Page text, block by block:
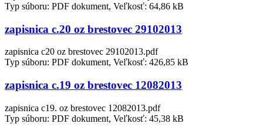
Typ súboru: PDF dokument, Veľkosť: 64,86 kB
zapisnica c.20 oz brestovec 29102013
zapisnica c20 oz brestovec 29102013.pdf
Typ súboru: PDF dokument, Veľkosť: 426,85 kB
zapisnica c.19 oz brestovec 12082013
zapisnica c19. oz brestovec 12082013.pdf
Typ súboru: PDF dokument, Veľkosť: 45,38 kB